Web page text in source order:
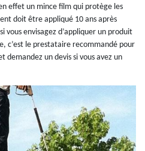
effet un mince film qui protège les
doit être appliqué 10 ans après
vous envisagez d’appliquer un produit
c’est le prestataire recommandé pour
un devis si vous avez un